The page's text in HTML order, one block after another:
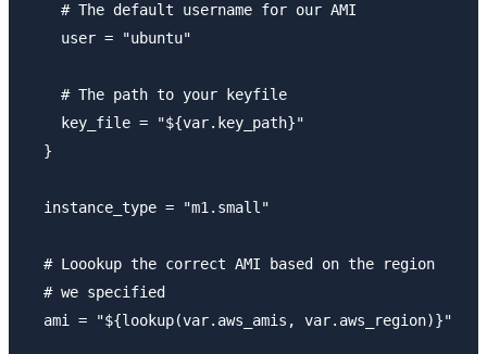
    # The default username for our AMI
    user = "ubuntu"
    # The path to your keyfile
    key_file = "${var.key_path}"
  }
  instance_type = "m1.small"
  # Loookup the correct AMI based on the region
  # we specified
  ami = "${lookup(var.aws_amis, var.aws_region)}"